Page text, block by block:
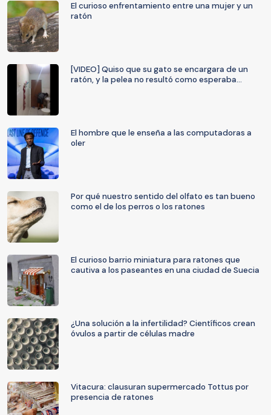
El curioso enfrentamiento entre una mujer y un
ratón
[VIDEO] Quiso que su gato se encargara de un
ratón, y la pelea no resultó como esperaba...
El hombre que le enseña a las computadoras a
oler
Por qué nuestro sentido del olfato es tan bueno
como el de los perros o los ratones
El curioso barrio miniatura para ratones que
cautiva a los paseantes en una ciudad de Suecia
¿Una solución a la infertilidad? Científicos crean
óvulos a partir de células madre
Vitacura: clausuran supermercado Tottus por
presencia de ratones